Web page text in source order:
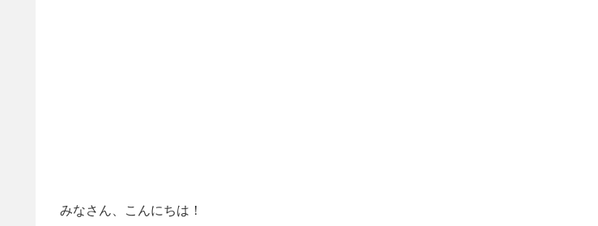
みなさん、こんにちは！